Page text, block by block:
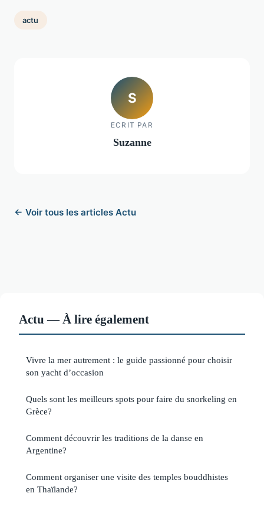
actu
S
ECRIT PAR
Suzanne
← Voir tous les articles Actu
Actu — À lire également
Vivre la mer autrement : le guide passionné pour choisir
son yacht d’occasion
Quels sont les meilleurs spots pour faire du snorkeling en
Grèce?
Comment découvrir les traditions de la danse en
Argentine?
Comment organiser une visite des temples bouddhistes
en Thaïlande?